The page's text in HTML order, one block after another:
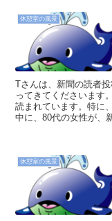
休憩室の風景
Tさんは、新聞の読者
ってきてくださいます
読まれています。特に
中に、80代の女性が、
休憩室の風景